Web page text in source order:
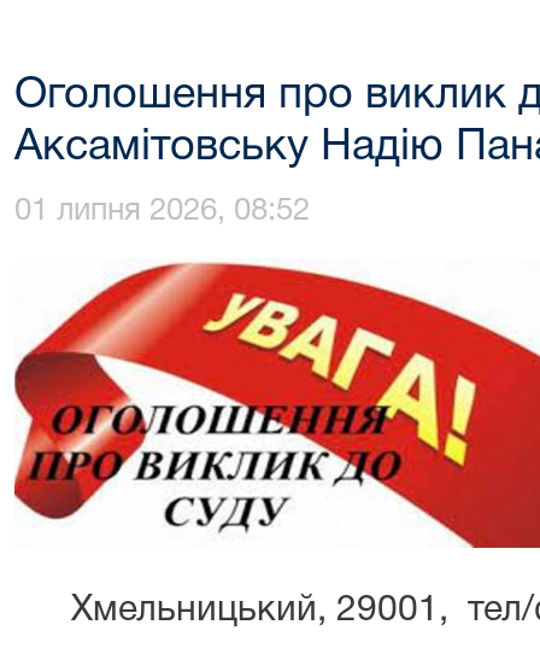
Оголошення про виклик
Аксамітовську Надію
01 липня 2026, 08:52
Хмельницький, 29001,